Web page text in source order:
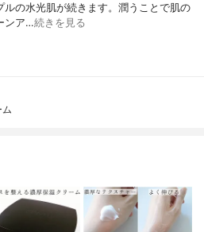
の水光肌が続きます。潤うことで肌の
ンア…続きを見る